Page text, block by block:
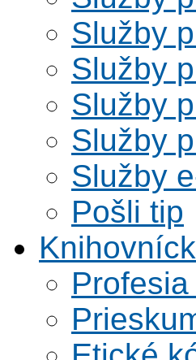
Služby
Služby
Služby
Služby
Služby
Pošli tip